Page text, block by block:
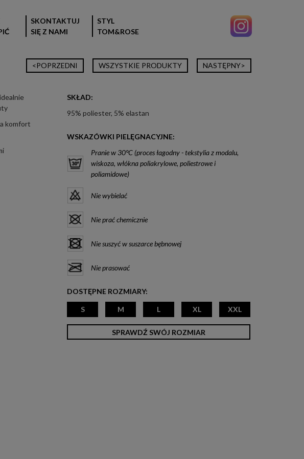
SKONTAKTUJ
SIĘ Z NAMI
STYL
TOM&ROSE
<POPRZEDNI WSZYSTKIE PRODUKTY NASTĘPNY>
komfort
SKŁAD:
95% poliester, 5% elastan
WSKAZÓWKI PIELĘGNACYJNE:
Pranie w 30°C (proces łagodny - tekstylia z modalu,
wiskoza, włókna poliakrylowe, poliestrowe i
poliamidowe)
Nie wybielać
Nie prać chemicznie
Nie suszyć w suszarce bębnowej
Nie prasować
DOSTĘPNE ROZMIARY:
S M L XL XXL
SPRAWDŹ SWÓJ ROZMIAR